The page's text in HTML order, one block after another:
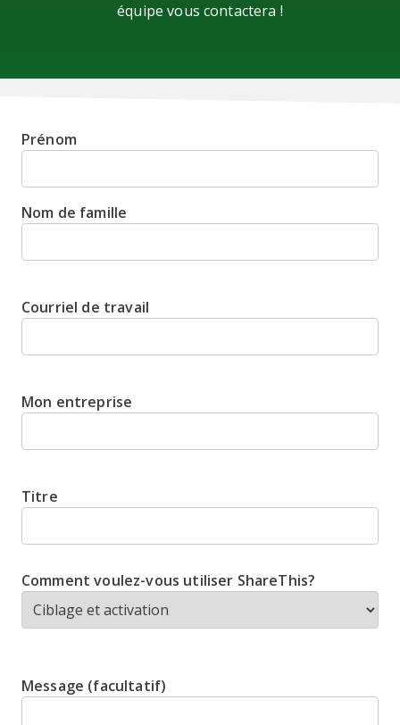
équipe vous contactera !
Prénom
Nom de famille
Courriel de travail
Mon entreprise
Titre
Comment voulez-vous utiliser ShareThis?
Message (facultatif)